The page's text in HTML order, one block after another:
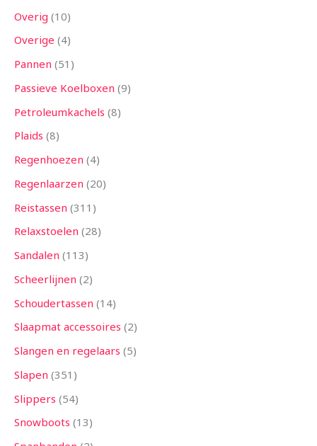
Overig 10
Overige 4
Pannen 51
Passieve Koelboxen 9
Petroleumkachels 8
Plaids 8
Regenhoezen 4
Regenlaarzen 20
Reistassen 311
Relaxstoelen 28
Sandalen 113
Scheerlijnen 2
Schoudertassen 14
Slaapmat accessoires 2
Slangen en regelaars 5
Slapen 351
Slippers 54
Snowboots 13